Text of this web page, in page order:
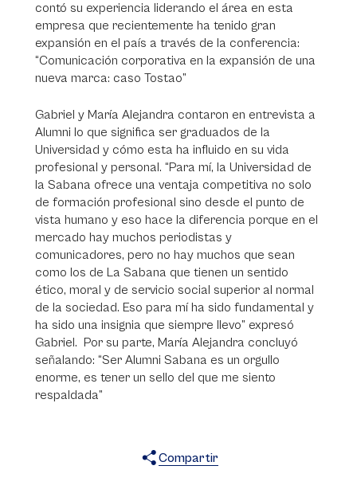
contó su experiencia liderando el área en esta
empresa que recientemente ha tenido gran
expansión en el país a través de la conferencia:
“Comunicación corporativa en la expansión de una
nueva marca: caso Tostao”
Gabriel y María Alejandra contaron en entrevista a
Alumni lo que significa ser graduados de la
Universidad y cómo esta ha influido en su vida
profesional y personal. “Para mí, la Universidad de
la Sabana ofrece una ventaja competitiva no solo
de formación profesional sino desde el punto de
vista humano y eso hace la diferencia porque en el
mercado hay muchos periodistas y
comunicadores, pero no hay muchos que sean
como los de La Sabana que tienen un sentido
ético, moral y de servicio social superior al normal
de la sociedad. Eso para mí ha sido fundamental y
ha sido una insignia que siempre llevo” expresó
Gabriel. Por su parte, María Alejandra concluyó
señalando: “Ser Alumni Sabana es un orgullo
enorme, es tener un sello del que me siento
respaldada”
Compartir